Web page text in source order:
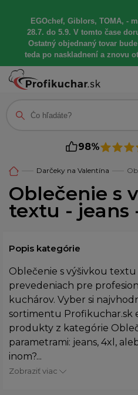
EGOchef, Giblors, TOMA, -
28.7. do 5.9. V tomto čase
Ostatný objednaný tovar
teda po naskladnení a znovu
98%
Darčeky na Valentína
Oblečenie s
textu - jeans
Popis kategórie
Oblečenie s výšivkou
prevedeniach pre
kuchárov. Vyber si
sortimentu Profikuchar.sk
produkty z kategórie
parametrami: jeans, 4xl,
inom?...
Zobraziť viac